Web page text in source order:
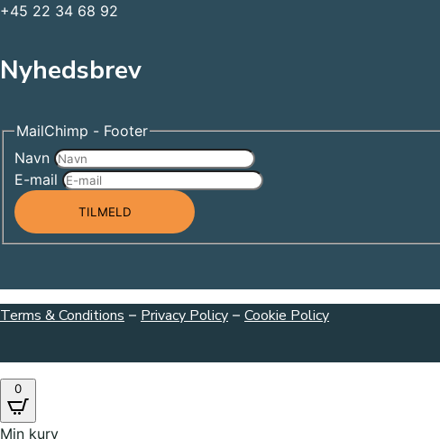
+45 22 34 68 92
Nyhedsbrev
MailChimp - Footer
Navn
E-mail
TILMELD
Terms & Conditions – Privacy Policy – Cookie Policy
0
Min kurv